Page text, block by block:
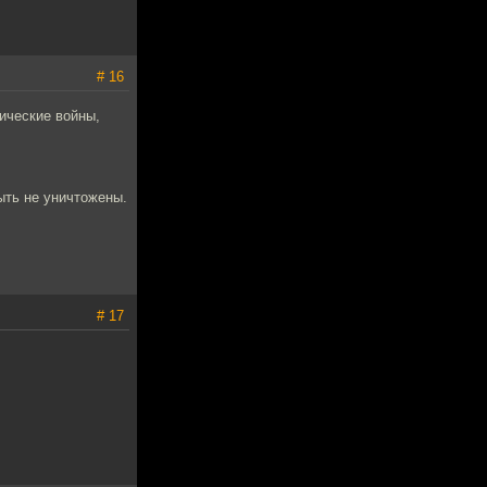
# 16
войны,
не уничтожены.
# 17